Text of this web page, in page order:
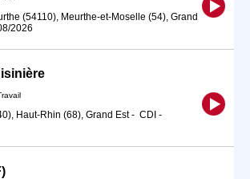
(54110), Meurthe-et-Moselle (54), Grand
2026
Haut-Rhin (68), Grand Est- CDI -